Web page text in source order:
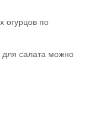
огурцов по
для салата можно